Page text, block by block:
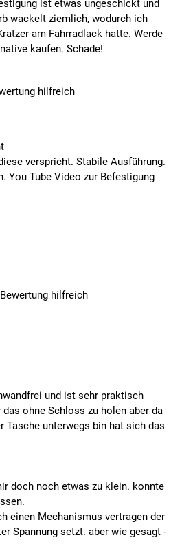
ist etwas ungeschickt und
wackelt ziemlich, wodurch ich
am Fahrradlack hatte. Werde
kaufen. Schade!
hilfreich
verspricht. Stabile Ausführung.
You Tube Video zur Befestigung
hilfreich
und ist sehr praktisch
ohne Schloss zu holen aber da
Tasche unterwegs bin hat sich das
doch noch etwas zu klein. konnte
einen Mechanismus vertragen der
Spannung setzt. aber wie gesagt -